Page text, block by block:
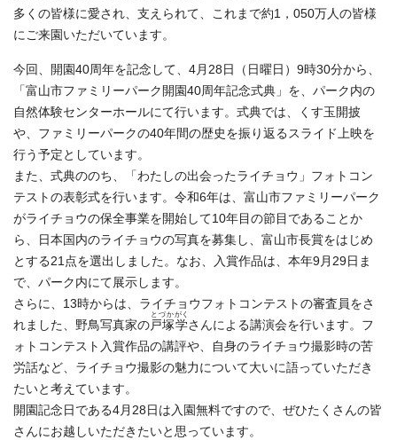
多くの皆様に愛され、支えられて、これまで約1，050万人の皆様
にご来園いただいています。
今回、開園40周年を記念して、4月28日（日曜日）9時30分から、
「富山市ファミリーパーク開園40周年記念式典」を、パーク内の
自然体験センターホールにて行います。式典では、くす玉開披
や、ファミリーパークの40年間の歴史を振り返るスライド上映を
行う予定としています。
また、式典ののち、「わたしの出会ったライチョウ」フォトコン
テストの表彰式を行います。令和6年は、富山市ファミリーパーク
がライチョウの保全事業を開始して10年目の節目であることか
ら、日本国内のライチョウの写真を募集し、富山市長賞をはじめ
とする21点を選出しました。なお、入賞作品は、本年9月29日ま
で、パーク内にて展示します。
さらに、13時からは、ライチョウフォトコンテストの審査員をさ
れました、野鳥写真家の戸塚
とづか
学
がく
さんによる講演会を行います。フ
ォトコンテスト入賞作品の講評や、自身のライチョウ撮影時の苦
労話など、ライチョウ撮影の魅力について大いに語っていただき
たいと考えています。
開園記念日である4月28日は入園無料ですので、ぜひたくさんの皆
さんにお越しいただきたいと思っています。